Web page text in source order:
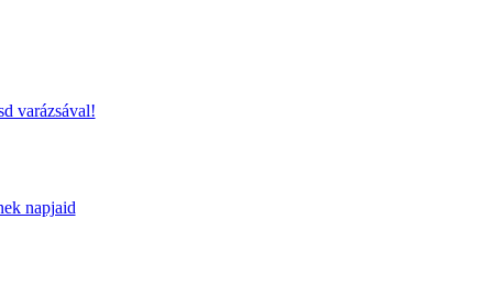
varázsával!
napjaid